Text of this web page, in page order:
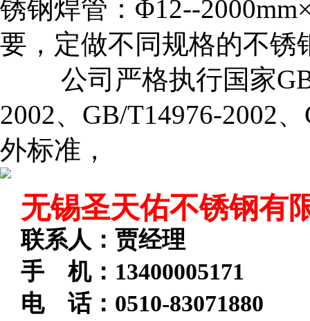
锈钢焊管：Φ12--
要，定做不同规格的不
公司严格执行国家GB/
2002、GB/T14976-2002
外标准，
无锡圣天佑不锈钢有
联系人：贾经理
手 机：13400005171
电 话： 0510-83071880